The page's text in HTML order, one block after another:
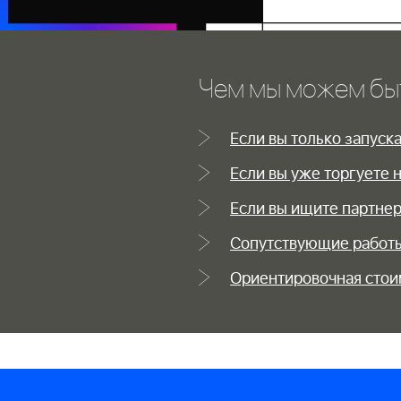
Чем мы можем
Если вы только
Если вы уже торгуете
Если вы ищите
Сопутствующие
Ориентировочная